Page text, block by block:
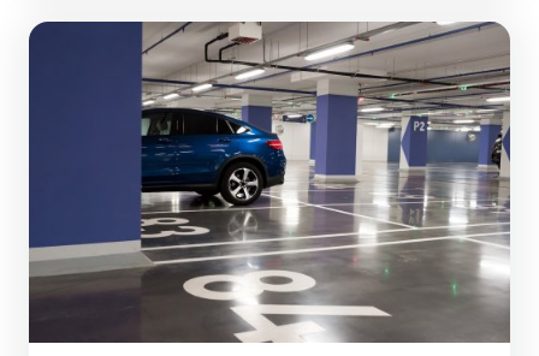
Les parkings Gambetta et Jacobins ouvrent plus tôt le